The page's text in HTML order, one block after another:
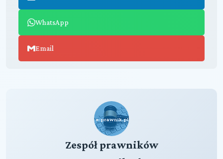
WhatsApp
Email
Zespół prawników